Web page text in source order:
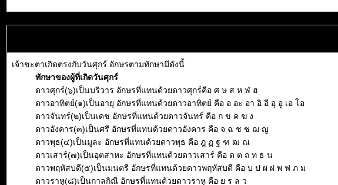
เจ้าชะตาเกิดตรงกับวันศุกร์ อักษรตามทักษามีดังนี้
ทักษาของผู้ที่เกิดวันศุกร์
ดาวศุกร์(๖)เป็นบริวาร อักษรที่แทนด้วยดาวศุกร์คือ ศ ษ ส ห ฬ ฮ
ดาวอาทิตย์(๑)เป็นอายุ อักษรที่แทนด้วยดาวอาทิตย์ คือ อ อะ อา อิ อี อุ อู เอ โอ
ดาวจันทร์(๒)เป็นเดช อักษรที่แทนด้วยดาวจันทร์ คือ ก ข ค ฆ ง
ดาวอังคาร(๓)เป็นศรี อักษรที่แทนด้วยดาวอังคาร คือ จ ฉ ช ซ ฌ ญ
ดาวพุธ(๔)เป็นมูละ อักษรที่แทนด้วยดาวพุธ คือ ฎ ฏ ฐ ฑ ฒ ณ
ดาวเสาร์(๗)เป็นอุตสาหะ อักษรที่แทนด้วยดาวเสาร์ คือ ด ต ถ ท ธ น
ดาวพฤหัสบดี(๕)เป็นมนตรี อักษรที่แทนด้วยดาวพฤหัสบดี คือ บ ป ผ ฝ พ ฟ ภ ม
ดาวราหู(๘)เป็นกาลกิณี อักษรที่แทนด้วยดาวราหู คือ ย ร ล ว